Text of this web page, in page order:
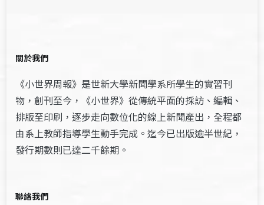
關於我們
《小世界周報》是世新大學新聞學系所學生的實習刊
物，創刊至今，《小世界》從傳統平面的採訪、編輯、
排版至印刷，逐步走向數位化的線上新聞產出，全程都
由系上教師指導學生動手完成。迄今已出版逾半世紀，
發行期數則已達二千餘期。
聯絡我們